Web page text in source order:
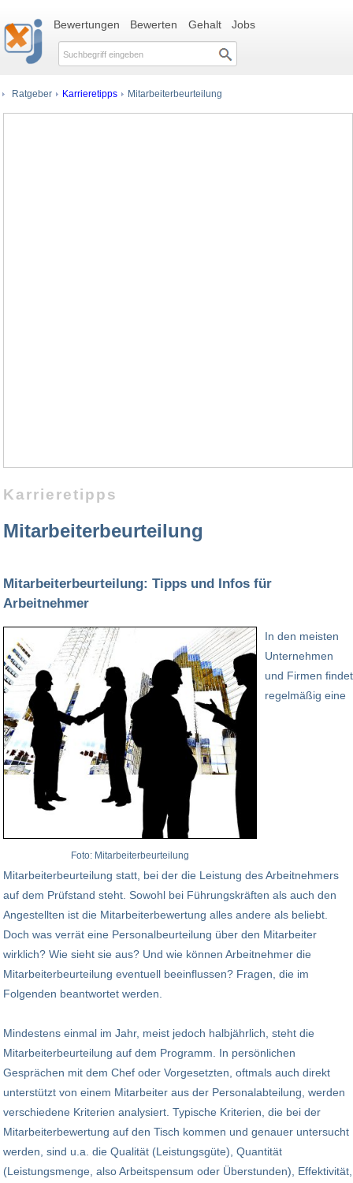
Bewertungen Bewerten Gehalt Jobs
Ratgeber Karrieretipps Mitarbeiterbeurteilung
Karrieretipps
Mitarbeiterbeurteilung
Mitarbeiterbeurteilung: Tipps und Infos für
Arbeitnehmer
Foto: Mitarbeiterbeurteilung
In den meisten
Unternehmen
und Firmen findet
regelmäßig eine
Mitarbeiterbeurteilung statt, bei der die Leistung des Arbeitnehmers
auf dem Prüfstand steht. Sowohl bei Führungskräften als auch den
Angestellten ist die Mitarbeiterbewertung alles andere als beliebt.
Doch was verrät eine Personalbeurteilung über den Mitarbeiter
wirklich? Wie sieht sie aus? Und wie können Arbeitnehmer die
Mitarbeiterbeurteilung eventuell beeinflussen? Fragen, die im
Folgenden beantwortet werden.
Mindestens einmal im Jahr, meist jedoch halbjährlich, steht die
Mitarbeiterbeurteilung auf dem Programm. In persönlichen
Gesprächen mit dem Chef oder Vorgesetzten, oftmals auch direkt
unterstützt von einem Mitarbeiter aus der Personalabteilung, werden
verschiedene Kriterien analysiert. Typische Kriterien, die bei der
Mitarbeiterbewertung auf den Tisch kommen und genauer untersucht
werden, sind u.a. die Qualität (Leistungsgüte), Quantität
(Leistungsmenge, also Arbeitspensum oder Überstunden), Effektivität,